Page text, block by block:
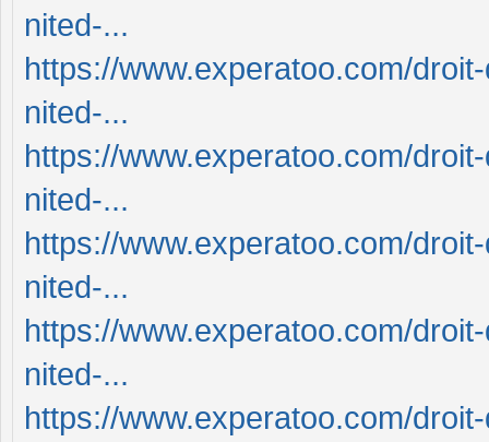
nited-...
https://www.experatoo.com/
nited-...
https://www.experatoo.com/
nited-...
https://www.experatoo.com/
nited-...
https://www.experatoo.com/
nited-...
https://www.experatoo.com/